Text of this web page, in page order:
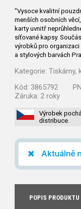
"Vysoce kvalitní
menších osobních
karty uvnitř
síťované kapsy.
výrobků pro organizaci
a stylových barvách
Kategorie: Tiskárny,
Kód: 3865792
Záruka: 2 roky
Výrobek
distribuce.
Aktuálně
POPIS PRODUKTU